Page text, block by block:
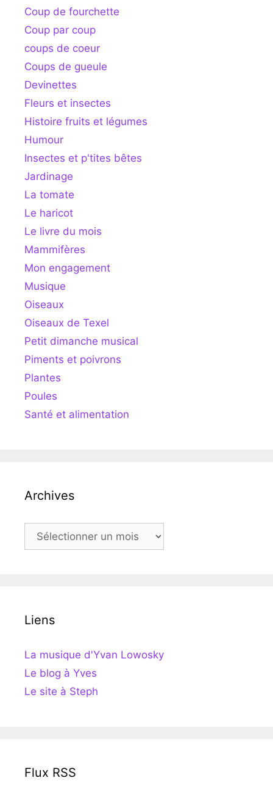
Coup de fourchette
Coup par coup
coups de coeur
Coups de gueule
Devinettes
Fleurs et insectes
Histoire fruits et légumes
Humour
Insectes et p'tites bêtes
Jardinage
La tomate
Le haricot
Le livre du mois
Mammifères
Mon engagement
Musique
Oiseaux
Oiseaux de Texel
Petit dimanche musical
Piments et poivrons
Plantes
Poules
Santé et alimentation
Archives
Archives
Liens
La musique d'Yvan Lowosky
Le blog à Yves
Le site à Steph
Flux RSS